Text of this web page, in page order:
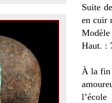
Suite
en cuir
Modèle
Haut. :
À la fin